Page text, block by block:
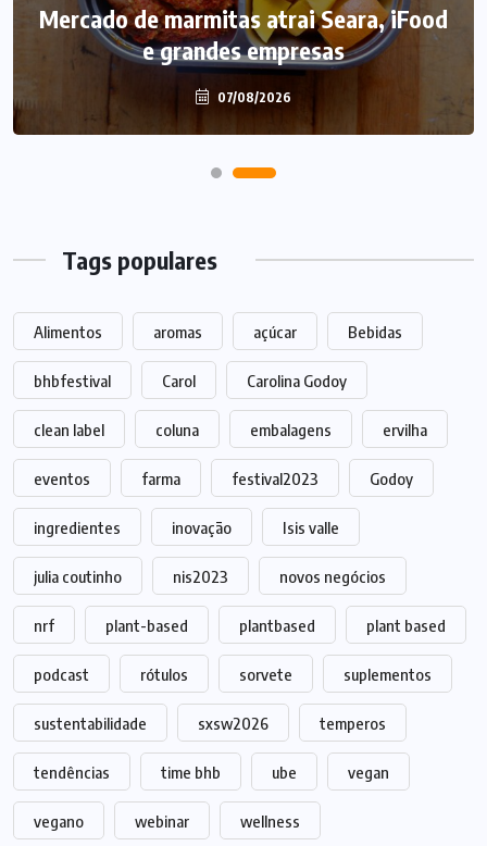
Mercado de marmitas atrai Seara, iFood
e grandes empresas
07/08/2026
Caffeine Army lança campanha para o
Dia dos Pais
07/08/2026
Tags populares
Alimentos aromas açúcar Bebidas
bhbfestival Carol Carolina Godoy
clean label coluna embalagens ervilha
eventos farma festival2023 Godoy
ingredientes inovação Isis valle
julia coutinho nis2023 novos negócios
nrf plant-based plantbased plant based
podcast rótulos sorvete suplementos
sustentabilidade sxsw2026 temperos
tendências time bhb ube vegan
vegano webinar wellness